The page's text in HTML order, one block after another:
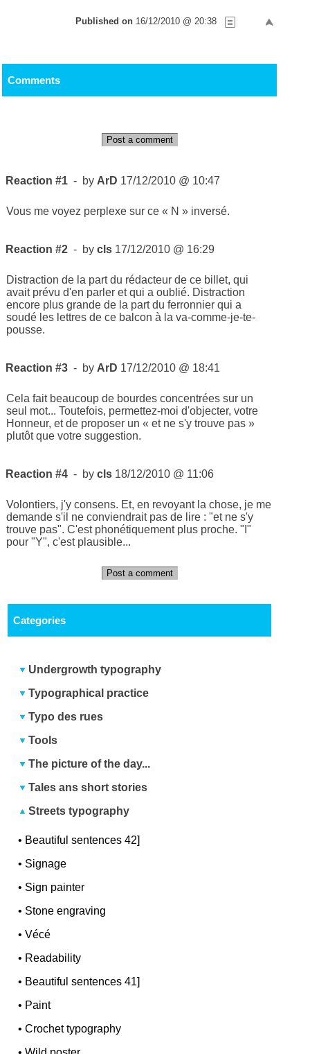
Published on 16/12/2010 @ 20:38
Comments
Post a comment
Reaction #1 - by ArD 17/12/2010 @ 10:47
Vous me voyez perplexe sur ce « N » inversé.
Reaction #2 - bycls 17/12/2010 @ 16:29
Distraction de la part du rédacteur de ce billet, qui
avait prévu d'en parler et qui a oublié. Distraction
encore plus grande de la part du ferronnier qui a
soudé les lettres de ce balcon à la va-comme-je-te-
pousse.
Reaction #3 - by ArD 17/12/2010 @ 18:41
Cela fait beaucoup de bourdes concentrées sur un
seul mot... Toutefois, permettez-moi d'objecter, votre
Honneur, et de proposer un « et ne s'y trouve pas »
plutôt que votre suggestion.
Reaction #4 - bycls 18/12/2010 @ 11:06
Volontiers, j'y consens. Et, en revoyant la chose, je me
demande s'il ne conviendrait pas de lire : "et ne s'y
trouve pas". C'est phonétiquement plus proche. "I"
pour "Y", c'est plausible...
Post a comment
Categories
Undergrowth typography
Typographical practice
Typo des rues
Tools
The picture of the day...
Tales ans short stories
Streets typography
• Beautiful sentences 42]
• Signage
• Sign painter
• Stone engraving
•Vécé
• Readability
• Beautiful sentences 41]
• Paint
•Crochet typography